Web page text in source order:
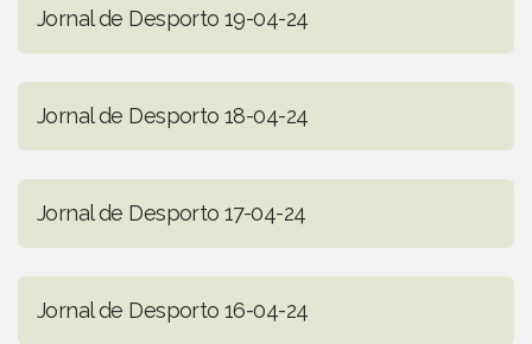
Jornal de Desporto 19-04-24
Jornal de Desporto 18-04-24
Jornal de Desporto 17-04-24
Jornal de Desporto 16-04-24